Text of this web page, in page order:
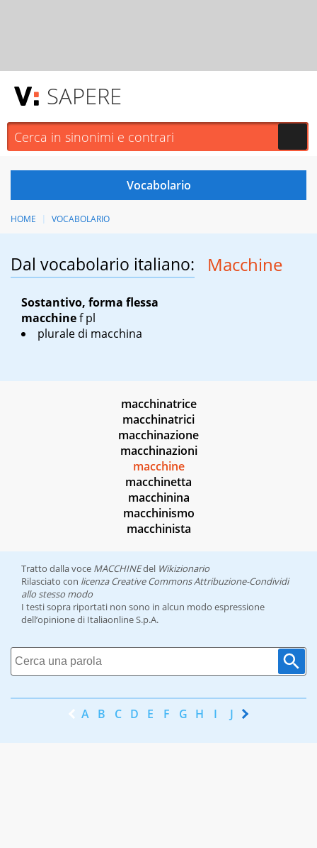
SAPERE
HOME VOCABOLARIO
Dal vocabolario italiano: Macchine
Sostantivo, forma flessa
macchinef pl
plurale di macchina
macchinatrice
macchinatrici
macchinazione
macchinazioni
macchine
macchinetta
macchinina
macchinismo
macchinista
Tratto dalla voce MACCHINEdel Wikizionario
Rilasciato con licenza Creative Commons Attribuzione-Condividi
allo stesso modo
I testi sopra riportati non sono in alcun modo espressione
dell’opinione di Italiaonline S.p.A.
A B C D E F G H I J K